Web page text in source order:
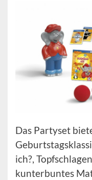
Das Partyset
ich?,
kunterbuntes